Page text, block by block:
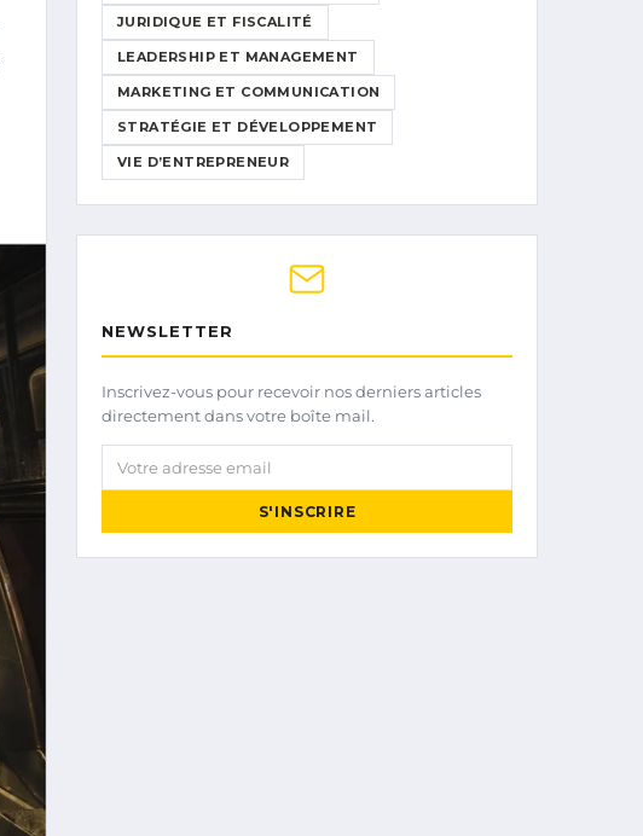
JURIDIQUE ET FISCALITÉ
LEADERSHIP ET MANAGEMENT
MARKETING ET COMMUNICATION
STRATÉGIE ET DÉVELOPPEMENT
VIE D’ENTREPRENEUR
NEWSLETTER
Inscrivez-vous pour recevoir nos derniers articles
directement dans votre boîte mail.
Votre adresse email
S'INSCRIRE